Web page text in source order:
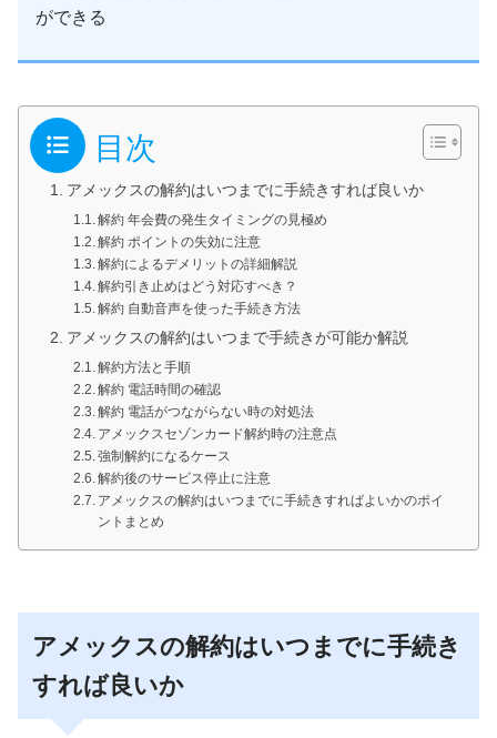
ができる
目次
アメックスの解約はいつまでに手続きすれば良いか
解約 年会費の発生タイミングの見極め
解約 ポイントの失効に注意
解約によるデメリットの詳細解説
解約引き止めはどう対応すべき？
解約 自動音声を使った手続き方法
アメックスの解約はいつまで手続きが可能か解説
解約方法と手順
解約 電話時間の確認
解約 電話がつながらない時の対処法
アメックスセゾンカード解約時の注意点
強制解約になるケース
解約後のサービス停止に注意
アメックスの解約はいつまでに手続きすればよいかのポイ
ントまとめ
アメックスの解約はいつまでに手続き
すれば良いか